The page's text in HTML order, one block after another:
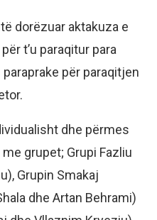
dorëzuar aktakuza e
t’u paraqitur para
për paraqitjen
dhe përmes
grupet; Grupi Fazliu
Grupin Smakaj
dhe Artan Behrami)